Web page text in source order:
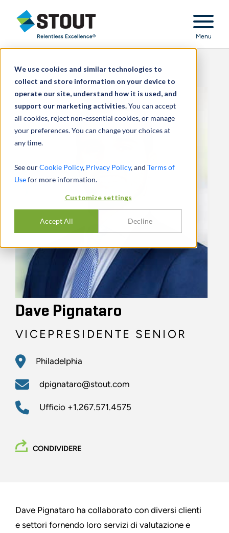
We use cookies and similar technologies to
collect and store information on your device to
operate our site, understand how it is used, and
support our marketing activities.You can accept
all cookies, reject non-essential cookies, or manage
your preferences. You can change your choices at
any time.
See ourCookie Policy, Privacy Policy, and Terms of
Usefor more information.
Customize settings
Accept All Decline
Stout Relentless Excellence
Menu
Dave Pignataro
VICEPRESIDENTE SENIOR
Philadelphia
dpignataro@stout.com
Ufficio +1.267.571.4575
CONDIVIDERE
Dave Pignataro ha collaborato con diversi clienti
e settori fornendo loro servizi di valutazione e